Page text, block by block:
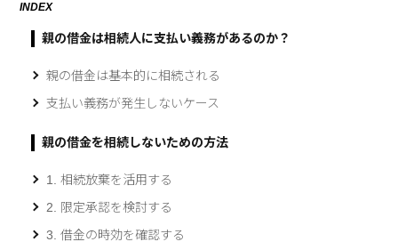
INDEX
親の借金は相続人に支払い義務があるのか？
親の借金は基本的に相続される
支払い義務が発生しないケース
親の借金を相続しないための方法
1. 相続放棄を活用する
2. 限定承認を検討する
3. 借金の時効を確認する